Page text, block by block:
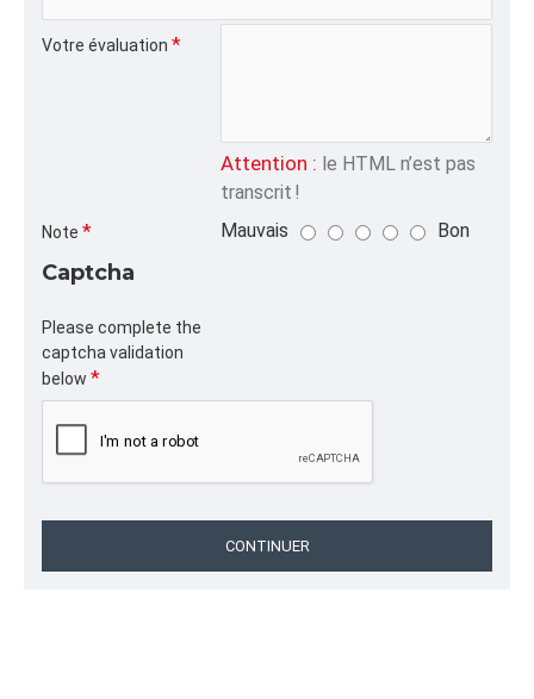
Votre évaluation
Attention : le HTML n’est pas
transcrit !
Note Mauvais Bon
Captcha
Please complete the
captcha validation
below
CONTINUER